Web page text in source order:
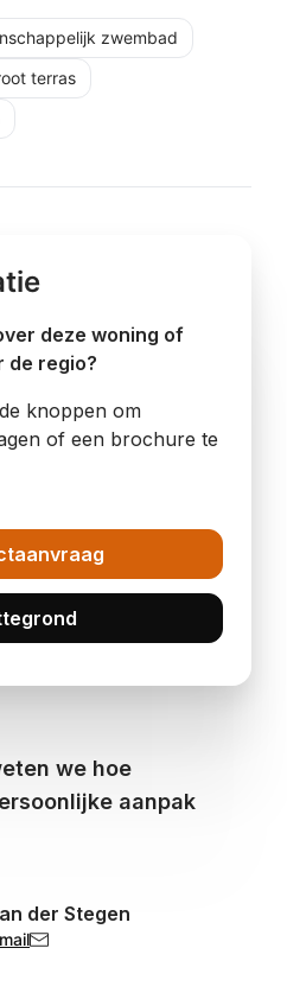
zwembad
terras
deze woning of
de regio?
knoppen om
of een brochure te
we hoe
aanpak
der Stegen